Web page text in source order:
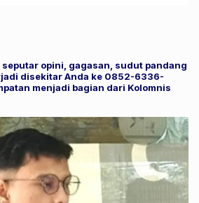
opini, gagasan, sudut pandang
disekitar Anda ke 0852-6336-
menjadi bagian dari Kolomnis